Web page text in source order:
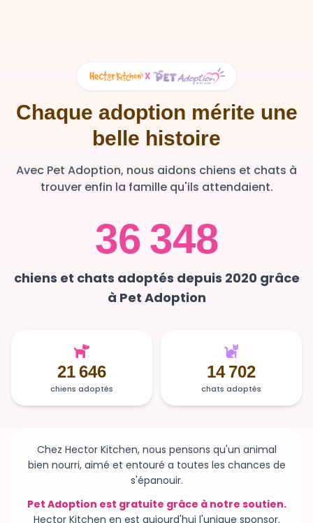
X
Chaque adoption mérite une
belle histoire
Avec Pet Adoption, nous aidons chiens et chats à
trouver enfin la famille qu'ils attendaient.
36 348
chiens et chats adoptés depuis 2020 grâce
à Pet Adoption
21 646
chiens adoptés
14 702
chats adoptés
Chez Hector Kitchen, nous pensons qu'un animal
bien nourri, aimé et entouré a toutes les chances de
s'épanouir.
Pet Adoption est gratuite grâce à notre soutien.
Hector Kitchen en est aujourd'hui l'unique sponsor.